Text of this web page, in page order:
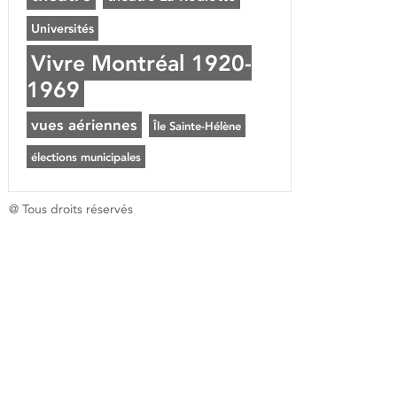
Universités
Vivre Montréal 1920-
1969
vues aériennes Île Sainte-Hélène
élections municipales
@ Tous droits réservés